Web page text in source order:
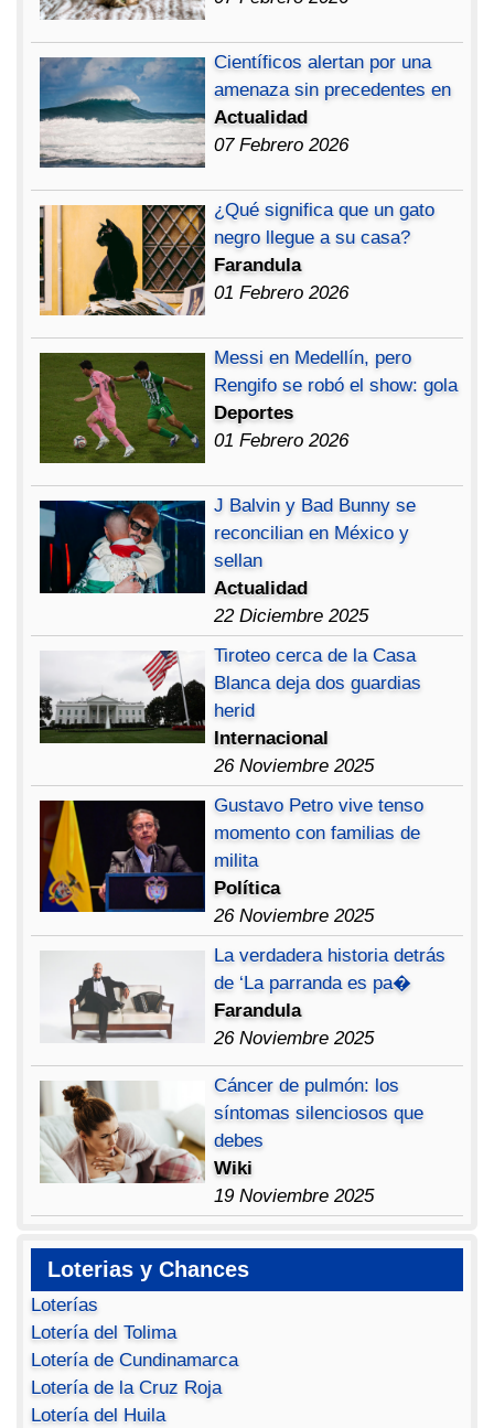
Científicos alertan por una
amenaza sin precedentes en
Actualidad
07 Febrero 2026
¿Qué significa que un gato
negro llegue a su casa?
Farandula
01 Febrero 2026
Messi en Medellín, pero
Rengifo se robó el show: gola
Deportes
01 Febrero 2026
J Balvin y Bad Bunny se
reconcilian en México y
sellan
Actualidad
22 Diciembre 2025
Tiroteo cerca de la Casa
Blanca deja dos guardias
herid
Internacional
26 Noviembre 2025
Gustavo Petro vive tenso
momento con familias de
milita
Política
26 Noviembre 2025
La verdadera historia detrás
de ‘La parranda es pa�
Farandula
26 Noviembre 2025
Cáncer de pulmón: los
síntomas silenciosos que
debes
Wiki
19 Noviembre 2025
Loterias y Chances
Loterías
Lotería del Tolima
Lotería de Cundinamarca
Lotería de la Cruz Roja
Lotería del Huila